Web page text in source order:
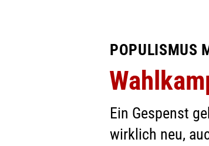
POPULISMUS
Ein Gespenst
wirklich neu,